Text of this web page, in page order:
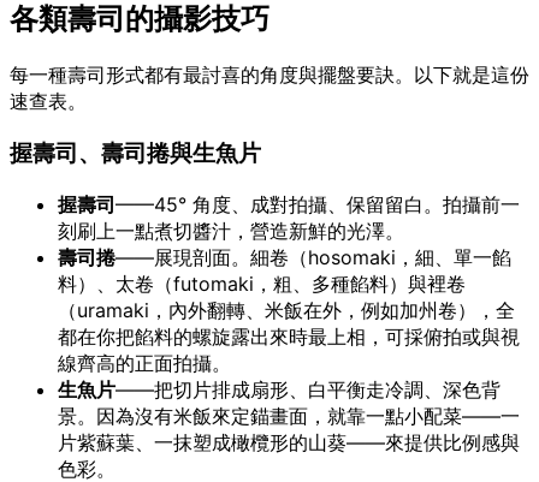
各類壽司的攝影技巧
每一種壽司形式都有最討喜的角度與擺盤要訣。以下就是這份
速查表。
握壽司、壽司捲與生魚片
握壽司——45° 角度、成對拍攝、保留留白。拍攝前一
刻刷上一點煮切醬汁，營造新鮮的光澤。
壽司捲——展現剖面。細卷（hosomaki，細、單一餡
料）、太卷（futomaki，粗、多種餡料）與裡卷
（uramaki，內外翻轉、米飯在外，例如加州卷），全
都在你把餡料的螺旋露出來時最上相，可採俯拍或與視
線齊高的正面拍攝。
生魚片——把切片排成扇形、白平衡走冷調、深色背
景。因為沒有米飯來定錨畫面，就靠一點小配菜——一
片紫蘇葉、一抹塑成橄欖形的山葵——來提供比例感與
色彩。